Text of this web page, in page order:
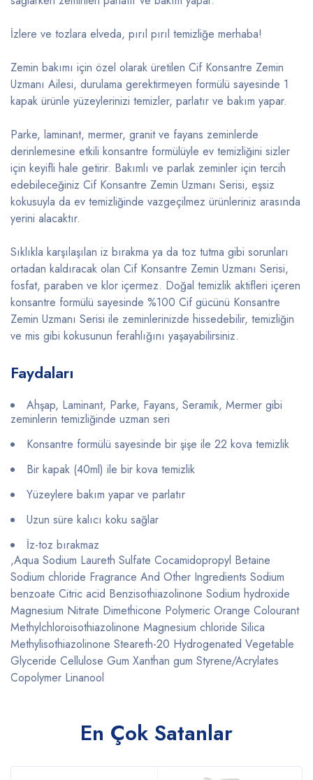
İzlere ve tozlara elveda, pırıl pırıl temizliğe merhaba!
Zemin bakımı için özel olarak üretilen Cif Konsantre Zemin
Uzmanı Ailesi, durulama gerektirmeyen formülü sayesinde 1
kapak ürünle yüzeylerinizi temizler, parlatır ve bakım yapar.
Parke, laminant, mermer, granit ve fayans zeminlerde
derinlemesine etkili konsantre formülüyle ev temizliğini sizler
için keyifli hale getirir. Bakımlı ve parlak zeminler için tercih
edebileceğiniz Cif Konsantre Zemin Uzmanı Serisi, eşsiz
kokusuyla da ev temizliğinde vazgeçilmez ürünleriniz arasında
yerini alacaktır.
Sıklıkla karşılaşılan iz bırakma ya da toz tutma gibi sorunları
ortadan kaldıracak olan Cif Konsantre Zemin Uzmanı Serisi,
fosfat, paraben ve klor içermez. Doğal temizlik aktifleri içeren
konsantre formülü sayesinde %100 Cif gücünü Konsantre
Zemin Uzmanı Serisi ile zeminlerinizde hissedebilir, temizliğin
ve mis gibi kokusunun ferahlığını yaşayabilirsiniz.
Faydaları
Ahşap, Laminant, Parke, Fayans, Seramik, Mermer gibi
zeminlerin temizliğinde uzman seri
Konsantre formülü sayesinde bir şişe ile 22 kova temizlik
Bir kapak (40ml) ile bir kova temizlik
Yüzeylere bakım yapar ve parlatır
Uzun süre kalıcı koku sağlar
İz-toz bırakmaz
,Aqua Sodium Laureth Sulfate Cocamidopropyl Betaine
Sodium chloride Fragrance And Other Ingredients Sodium
benzoate Citric acid Benzisothiazolinone Sodium hydroxide
Magnesium Nitrate Dimethicone Polymeric Orange Colourant
Methylchloroisothiazolinone Magnesium chloride Silica
Methylisothiazolinone Steareth-20 Hydrogenated Vegetable
Glyceride Cellulose Gum Xanthan gum Styrene/Acrylates
Copolymer Linanool
En Çok Satanlar